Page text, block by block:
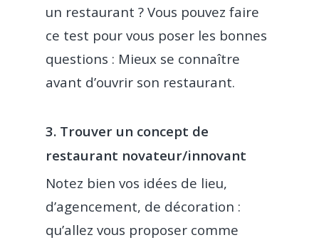
un restaurant ? Vous pouvez faire
ce test pour vous poser les bonnes
questions : Mieux se connaître
avant d’ouvrir son restaurant.
3. Trouver un concept de
restaurant novateur/innovant
Notez bien vos idées de lieu,
d’agencement, de décoration :
qu’allez vous proposer comme